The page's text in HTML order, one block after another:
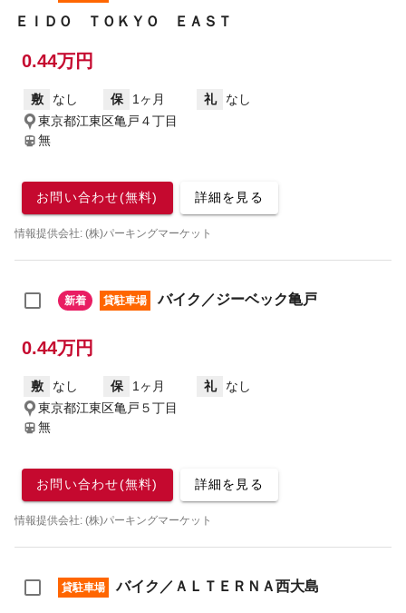
ＥＩＤＯ ＴＯＫＹＯ ＥＡＳＴ
0.44万円
敷 なし 保 1ヶ月 礼
なし
東京都江東区亀戸４丁目
無
お問い合わせ(無料) 詳細を見る
情報提供会社: (株)パーキングマーケット
新着 貸駐車場 バイク／ジーベック亀戸
0.44万円
敷 なし 保 1ヶ月 礼
なし
東京都江東区亀戸５丁目
無
お問い合わせ(無料) 詳細を見る
情報提供会社: (株)パーキングマーケット
貸駐車場 バイク／ＡＬＴＥＲＮＡ西大島